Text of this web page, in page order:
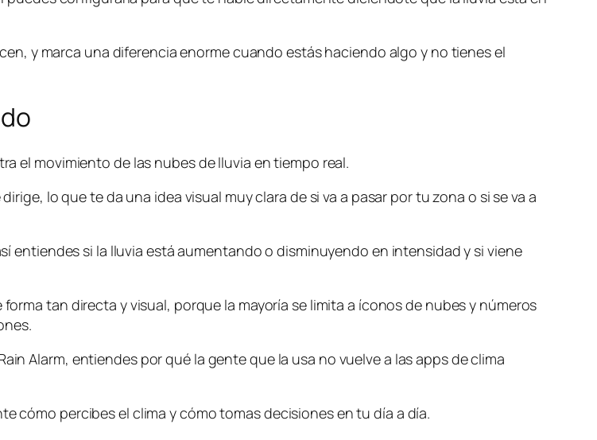
y marca una diferencia enorme cuando estás haciendo algo y no tienes el
el movimiento de las nubes de lluvia en tiempo real.
lo que te da una idea visual muy clara de si va a pasar por tu zona o si se va a
entiendes si la lluvia está aumentando o disminuyendo en intensidad y si viene
tan directa y visual, porque la mayoría se limita a íconos de nubes y números
Alarm, entiendes por qué la gente que la usa no vuelve a las apps de clima
cómo percibes el clima y cómo tomas decisiones en tu día a día.